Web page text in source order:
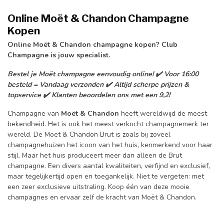
Online Moët & Chandon Champagne
Kopen
Online Moët & Chandon champagne kopen? Club
Champagne is jouw specialist.
Bestel je Moët champagne eenvoudig online! ✔️ Voor 16:00
besteld = Vandaag verzonden ✔️ Altijd scherpe prijzen &
topservice ✔️ Klanten beoordelen ons met een 9,2!
Champagne van Moët & Chandon heeft wereldwijd de meest
bekendheid. Het is ook het meest verkocht champagnemerk ter
wereld. De Moët & Chandon Brut is zoals bij zoveel
champagnehuizen het icoon van het huis, kenmerkend voor haar
stijl. Maar het huis produceert meer dan alleen de Brut
champagne. Een divers aantal kwaliteiten, verfijnd en exclusief,
maar tegelijkertijd open en toegankelijk. Niet te vergeten: met
een zeer exclusieve uitstraling. Koop één van deze mooie
champagnes en ervaar zelf de kracht van Moët & Chandon.